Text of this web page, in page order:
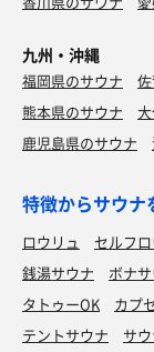
九州・沖縄
福岡県のサウナ
熊本県のサウナ
鹿児島県のサウナ
特徴からサウナ
ロウリュ セルフ
銭湯サウナ
ボナ
タトゥーOK
カプ
テントサウナ
サ